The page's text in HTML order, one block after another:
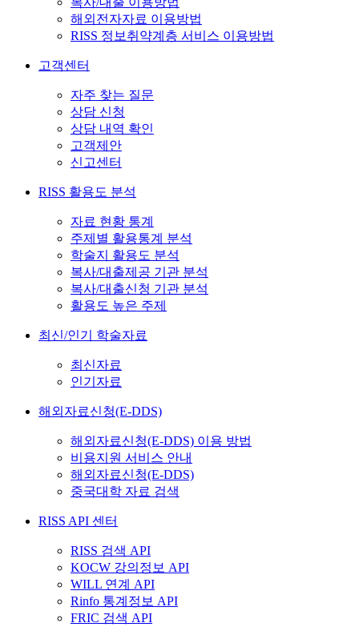
해외전자자료 이용방법
RISS 정보취약계층 서비스 이용방법
고객센터
자주 찾는 질문
상담 신청
상담 내역 확인
고객제안
신고센터
RISS 활용도 분석
자료 현황 통계
주제별 활용통계 분석
학술지 활용도 분석
복사/대출제공 기관 분석
복사/대출신청 기관 분석
활용도 높은 주제
최신/인기 학술자료
최신자료
인기자료
해외자료신청(E-DDS)
해외자료신청(E-DDS) 이용 방법
비용지원 서비스 안내
해외자료신청(E-DDS)
중국대학 자료 검색
RISS API 센터
RISS 검색 API
KOCW 강의정보 API
WILL 연계 API
Rinfo 통계정보 API
FRIC 검색 API